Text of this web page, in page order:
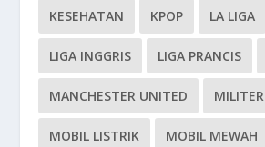
KESEHATAN KPOP LA LIGA
LIGA INGGRIS LIGA PRANCIS
MANCHESTER UNITED MILITER
MOBIL LISTRIK MOBIL MEWAH